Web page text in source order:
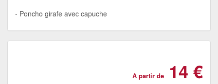
Poncho girafe avec capuche
A partir de 14 €